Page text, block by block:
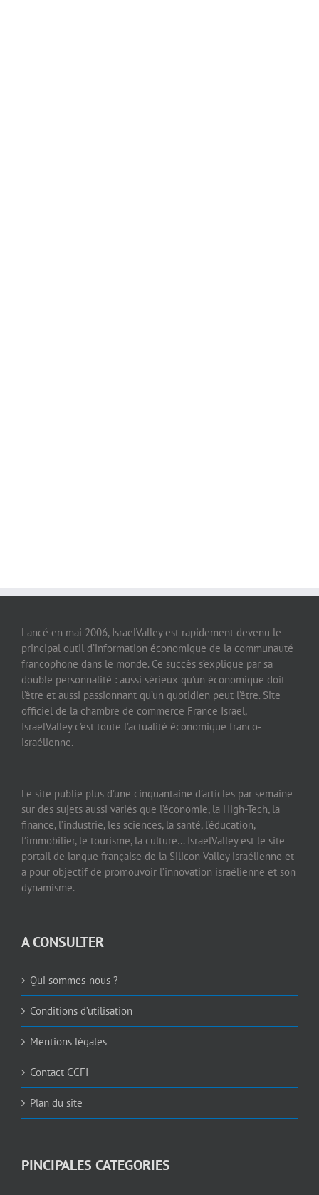
Lancé en mai 2006, IsraelValley est rapidement devenu le
principal outil d’information économique de la communauté
francophone dans le monde. Ce succès s’explique par sa
double personnalité : aussi sérieux qu’un économique doit
l’être et aussi passionnant qu’un quotidien peut l’être. Site
officiel de la chambre de commerce France Israël,
IsraelValley c’est toute l’actualité économique franco-
israélienne.
Le site publie plus d’une cinquantaine d’articles par semaine
sur des sujets aussi variés que l’économie, la High-Tech, la
finance, l’industrie, les sciences, la santé, l’éducation,
l’immobilier, le tourisme, la culture… IsraelValley est le site
portail de langue française de la Silicon Valley israélienne et
a pour objectif de promouvoir l’innovation israélienne et son
dynamisme.
A CONSULTER
Qui sommes-nous ?
Conditions d’utilisation
Mentions légales
Contact CCFI
Plan du site
PINCIPALES CATEGORIES